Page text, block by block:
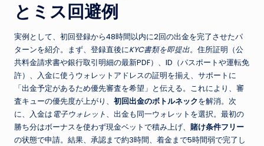
とミス回避例
実例として、初回登録から48時間以内に2回の出金を完了させたパ
ターンを紹介。まず、登録直後にKYC書類を即提出。住所証明（公
共料金請求書や銀行取引明細の最新PDF）、ID（パスポートや運転免
許）、入金に使うウォレットアドレスの証明を揃え、サポートに
「出金予定があるため優先審査を希望」と伝える。これにより、審
査キューの優先度が上がり、 初回出金のボトルネックを解消。次
に、入金は 電子ウォレット、出金も同一ウォレットを選択。最初の
勝ち分はボーナスを使わず現金ベットで積み上げ、 賭け条件フリー
の状態で申請。結果、承認まで約3時間、着金まで5時間弱で完了し